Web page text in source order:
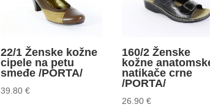
22/1 Ženske kožne
cipele na petu
smeđe /PORTA/
39.80€
160/2 Ženske
kožne
natikače crne
/PORTA/
26.90€